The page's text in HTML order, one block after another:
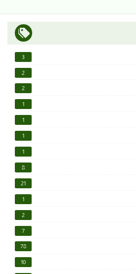
3
2
2
1
1
1
1
8
21
1
2
7
78
10